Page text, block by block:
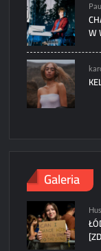
W
Galeria